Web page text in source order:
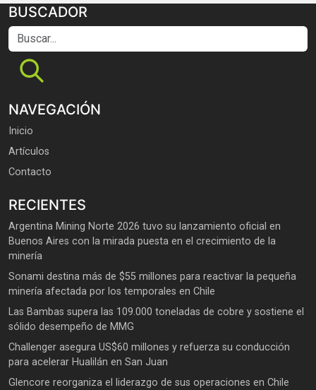
BUSCADOR
Buscar...
NAVEGACIÓN
Inicio
Artículos
Contacto
RECIENTES
Argentina Mining Norte 2026 tuvo su lanzamiento oficial en
Buenos Aires con la mirada puesta en el crecimiento de la
minería
Sonami destina más de $55 millones para reactivar la pequeña
minería afectada por los temporales en Chile
Las Bambas supera las 109.000 toneladas de cobre y sostiene el
sólido desempeño de MMG
Challenger asegura US$60 millones y refuerza su conducción
para acelerar Hualilán en San Juan
Glencore reorganiza el liderazgo de sus operaciones en Chile